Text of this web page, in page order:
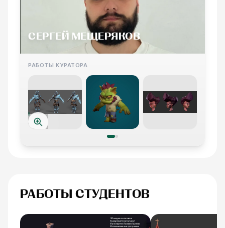
СЕРГЕЙ МЕЩЕРЯКОВ
РАБОТЫ КУРАТОРА
РАБОТЫ СТУДЕНТОВ